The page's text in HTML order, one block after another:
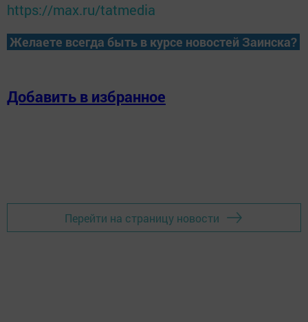
https://max.ru/tatmedia
Желаете всегда быть в курсе новостей Заинска?
Добавить в избранное
Перейти на страницу новости